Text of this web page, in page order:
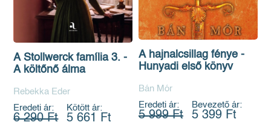
A Stollwerck família 3. -
A költőnő álma
Rebekka Eder
Eredeti ár:
6 290 Ft
Kötött ár:
5 661 Ft
A hajnalcsillag fénye -
Hunyadi első könyv
Bán Mór
Eredeti ár:
5 999 Ft
Bevezető ár:
5 399 Ft